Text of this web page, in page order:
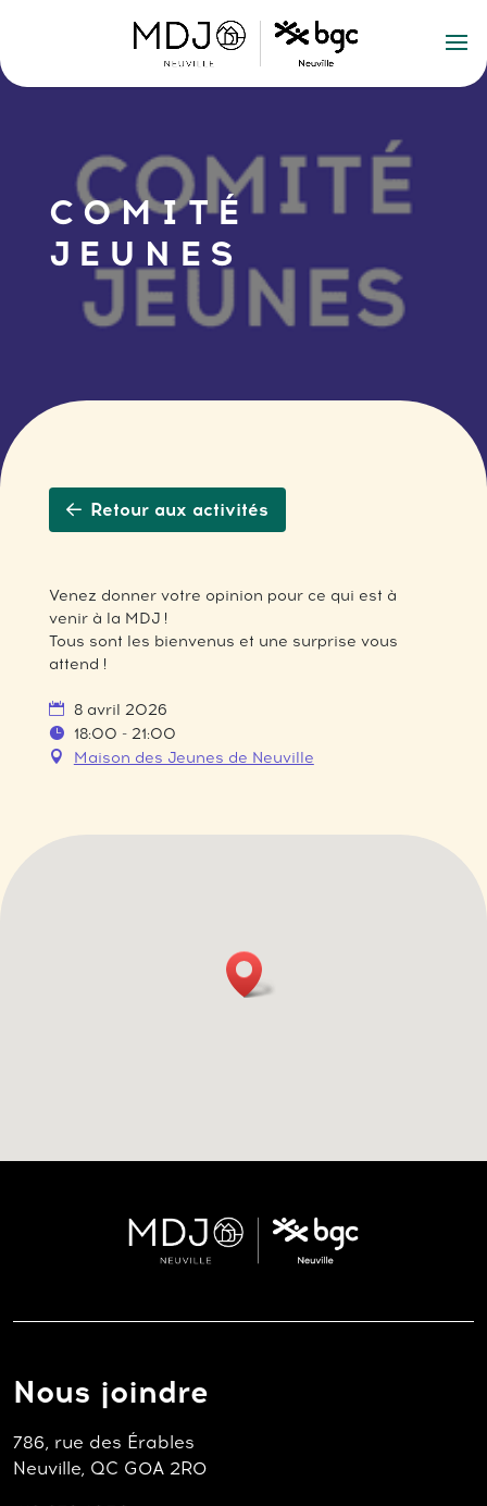
COMITÉ
JEUNES
Retour aux activités
Venez donner votre opinion pour ce qui est à
venir à la MDJ !
Tous sont les bienvenus et une surprise vous
attend !
8 avril 2026
18:00 - 21:00
Maison des Jeunes de Neuville
Nous joindre
786, rue des Érables
Neuville, QC G0A 2R0